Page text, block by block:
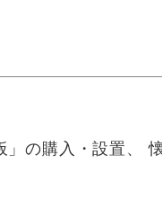
の購入・設置、